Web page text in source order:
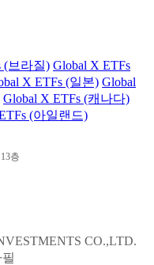
(브라질) Global X ETFs
X ETFs (일본) Global
Global X ETFs (캐나다)
(아일랜드)
층
CO.,LTD.